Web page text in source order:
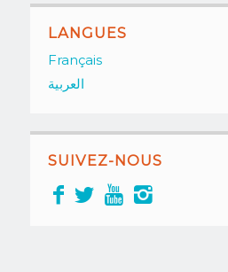
LANGUES
Français
العربية
SUIVEZ-NOUS